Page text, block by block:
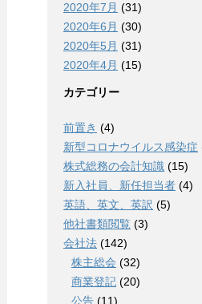
2020年7月 (31)
2020年6月 (30)
2020年5月 (31)
2020年4月 (15)
カテゴリー
前置き (4)
新型コロナウイルス感染症
株式総務の会計知識 (15)
新入社員、新任担当者 (4)
英語、英文、英訳 (5)
他社書類閲覧 (3)
会社法 (142)
株主総会 (32)
商業登記 (20)
公告 (11)